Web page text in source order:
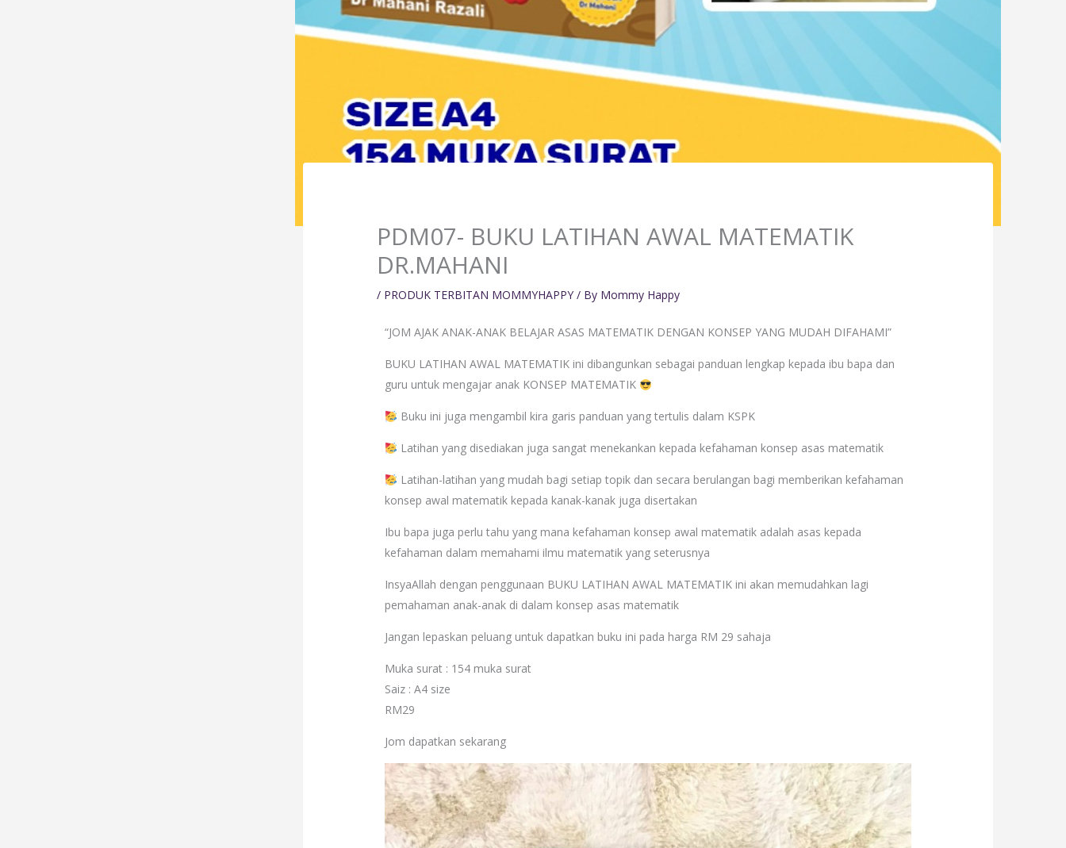
PDM07- BUKU LATIHAN AWAL MATEMATIK
DR.MAHANI
/ PRODUK TERBITAN MOMMYHAPPY / By Mommy Happy
“JOM AJAK ANAK-ANAK BELAJAR ASAS MATEMATIK DENGAN KONSEP YANG MUDAH DIFAHAMI”
BUKU LATIHAN AWAL MATEMATIK ini dibangunkan sebagai panduan lengkap kepada ibu bapa dan
guru untuk mengajar anak KONSEP MATEMATIK
Buku ini juga mengambil kira garis panduan yang tertulis dalam KSPK
Latihan yang disediakan juga sangat menekankan kepada kefahaman konsep asas matematik
Latihan-latihan yang mudah bagi setiap topik dan secara berulangan bagi memberikan kefahaman
konsep awal matematik kepada kanak-kanak juga disertakan
Ibu bapa juga perlu tahu yang mana kefahaman konsep awal matematik adalah asas kepada
kefahaman dalam memahami ilmu matematik yang seterusnya
InsyaAllah dengan penggunaan BUKU LATIHAN AWAL MATEMATIK ini akan memudahkan lagi
pemahaman anak-anak di dalam konsep asas matematik
Jangan lepaskan peluang untuk dapatkan buku ini pada harga RM 29 sahaja
Muka surat : 154 muka surat
Saiz : A4 size
RM29
Jom dapatkan sekarang